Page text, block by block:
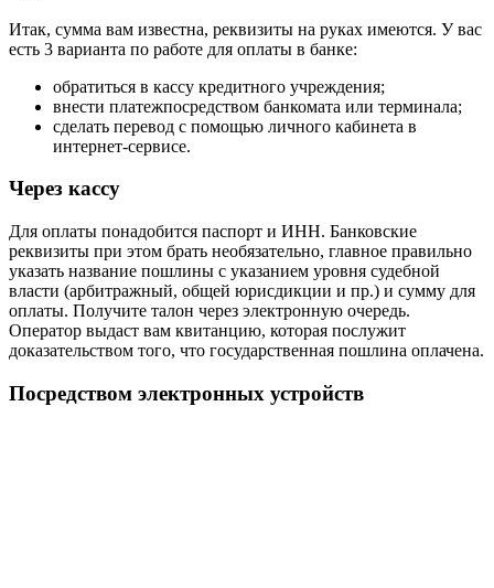
Итак, сумма вам известна, реквизиты на руках имеются. У вас
есть 3 варианта по работе для оплаты в банке:
обратиться в кассу кредитного учреждения;
внести платежпосредством банкомата или терминала;
сделать перевод с помощью личного кабинета в
интернет-сервисе.
Через кассу
Для оплаты понадобится паспорт и ИНН. Банковские
реквизиты при этом брать необязательно, главное правильно
указать название пошлины с указанием уровня судебной
власти (арбитражный, общей юрисдикции и пр.) и сумму для
оплаты. Получите талон через электронную очередь.
Оператор выдаст вам квитанцию, которая послужит
доказательством того, что государственная пошлина оплачена.
Посредством электронных устройств